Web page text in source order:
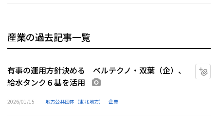
産業の過去記事一覧
有事の運用方針決める ベルテクノ・双葉（企）、
給水タンク６基を活用
2026/01/15 地方公共団体（東北地方） 企業